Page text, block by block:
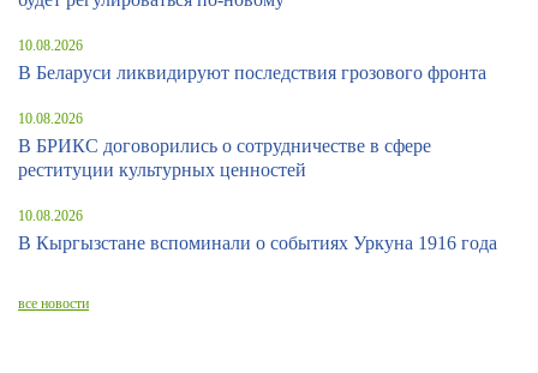
10.08.2026
В Беларуси ликвидируют последствия грозового фронта
10.08.2026
В БРИКС договорились о сотрудничестве в сфере
реституции культурных ценностей
10.08.2026
В Кыргызстане вспоминали о событиях Уркуна 1916 года
все новости